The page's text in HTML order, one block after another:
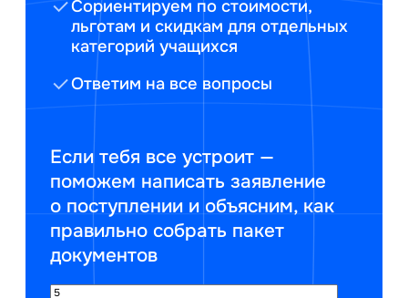
Сориентируем по стоимости,
льготам и скидкам для отдельных
категорий учащихся
Ответим на все вопросы
Если тебя все устроит —
поможем написать заявление
о поступлении и объясним, как
правильно собрать пакет
документов